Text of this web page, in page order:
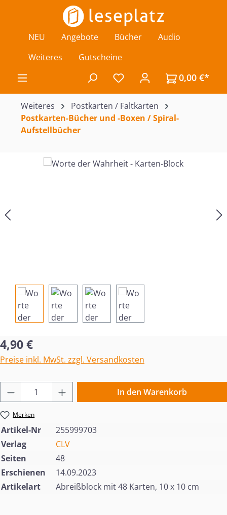
Zum Hauptinhalt springen
NEU Angebote Bücher
Audio
Weiteres
Gutscheine
Du hast 0 Produkte auf
0,00 €*
Weiteres
Postkarten / Faltkarten
Postkarten-Bücher und -Boxen / Spiral-
Aufstellbücher
Bildergalerie überspringen
Regulärer Preis:
4,90 €
Preise inkl. MwSt. zzgl. Versandkosten
Produkt Anzahl: Gib den gewünschten
In den Warenkorb
Merken
Artikel-Nr
255999703
Verlag
CLV
Seiten
48
Erschienen
14.09.2023
Artikelart
Abreißblock mit 48 Karten, 10 x 10 cm